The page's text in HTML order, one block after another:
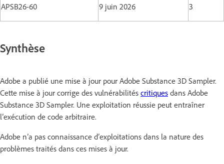
APSB26-60 9 juin 2026 3
Synthèse
Adobe a publié une mise à jour pour Adobe Substance 3D Sampler.
Cette mise à jour corrige des vulnérabilités critiques dans Adobe
Substance 3D Sampler. Une exploitation réussie peut entraîner
l’exécution de code arbitraire.
Adobe n’a pas connaissance d’exploitations dans la nature des
problèmes traités dans ces mises à jour.